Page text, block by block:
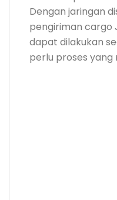
Dengan jaringan
pengiriman cargo
dapat dilakukan
perlu proses yang